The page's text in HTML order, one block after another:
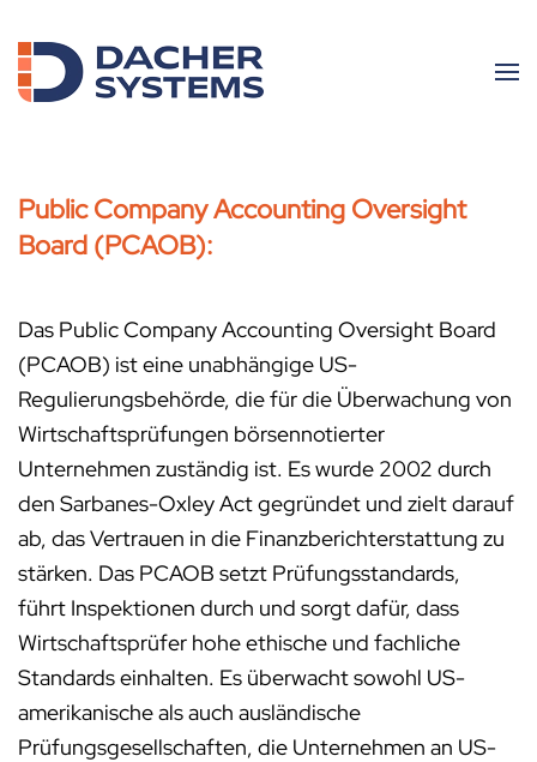
Skip to main content
Public Company Accounting Oversight
Board (PCAOB):
Das Public Company Accounting Oversight Board
(PCAOB) ist eine unabhängige US-
Regulierungsbehörde, die für die Überwachung von
Wirtschaftsprüfungen börsennotierter
Unternehmen zuständig ist. Es wurde 2002 durch
den Sarbanes-Oxley Act gegründet und zielt darauf
ab, das Vertrauen in die Finanzberichterstattung zu
stärken. Das PCAOB setzt Prüfungsstandards,
führt Inspektionen durch und sorgt dafür, dass
Wirtschaftsprüfer hohe ethische und fachliche
Standards einhalten. Es überwacht sowohl US-
amerikanische als auch ausländische
Prüfungsgesellschaften, die Unternehmen an US-